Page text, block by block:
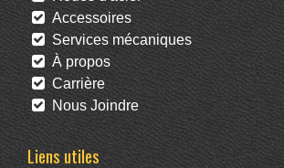
Accessoires
Services mécaniques
À propos
Carrière
Nous Joindre
Liens utiles